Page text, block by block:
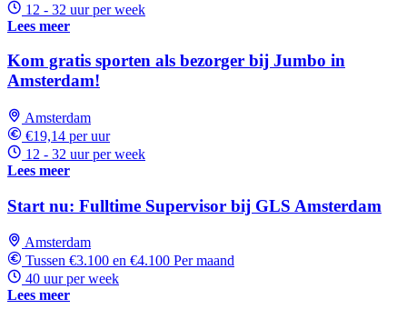
12 - 32 uur per week
Lees meer
Kom gratis sporten als bezorger bij Jumbo in
Amsterdam!
Amsterdam
€19,14 per uur
12 - 32 uur per week
Lees meer
Start nu: Fulltime Supervisor bij GLS Amsterdam
Amsterdam
Tussen €3.100 en €4.100 Per maand
40 uur per week
Lees meer